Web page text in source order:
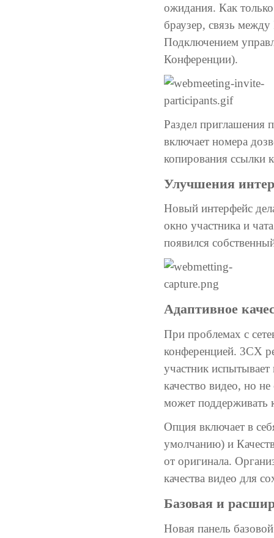
ожидания. Как
браузер, связь
Подключением
Конференции).
Раздел приглашения
включает номера
копирования ссылки
Улучшения
Новый интерфейс
окно участника и
появился
Адаптивное
При проблемах с
конференцией. 3CX
участник
качество видео, но
может поддерживать
Опция включает в
умолчанию) и
от оригинала.
качества видео для
Базовая и
Новая панель